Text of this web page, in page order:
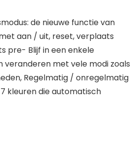
de nieuwe functie van
aan / uit, reset, verplaats
pre- Blijf in een enkele
veranderen met vele modi zoals
Regelmatig / onregelmatig
kleuren die automatisch